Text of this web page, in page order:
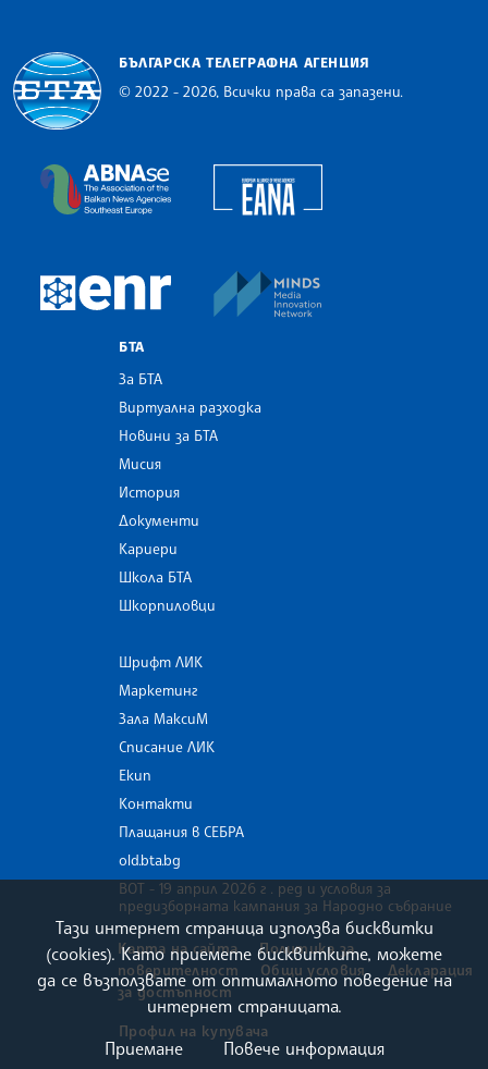
БЪЛГАРСКА ТЕЛЕГРАФНА АГЕНЦИЯ
© 2022 - 2026, Всички права са запазени.
The Assocoation of the Balkan News Agencies
European Newsroom
БТА
За БТА
Виртуална разходка
Новини за БТА
Мисия
История
Документи
Кариери
Школа БТА
Шкорпиловци
Шрифт ЛИК
Маркетинг
Зала МаксиМ
Списание ЛИК
Екип
Контакти
Плащания в СЕБРА
old.bta.bg
ВОТ - 19 април 2026 г . ред и условия за
предизборната кампания за Народно събрание
Карта на сайта
Политика за
поверителност
Общи условия
Декларация
за достъпност
Профил на купувача
Тази интернет страница използва бисквитки
(cookies). Като приемете бисквитките, можете
да се възползвате от оптималното поведение на
интернет страницата.
Приемане
Повече информация